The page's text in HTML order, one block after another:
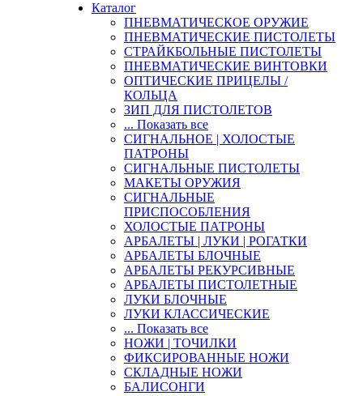
Каталог
ПНЕВМАТИЧЕСКОЕ ОРУЖИЕ
ПНЕВМАТИЧЕСКИЕ ПИСТОЛЕТЫ
СТРАЙКБОЛЬНЫЕ ПИСТОЛЕТЫ
ПНЕВМАТИЧЕСКИЕ ВИНТОВКИ
ОПТИЧЕСКИЕ ПРИЦЕЛЫ /
КОЛЬЦА
ЗИП ДЛЯ ПИСТОЛЕТОВ
... Показать все
СИГНАЛЬНОЕ | ХОЛОСТЫЕ
ПАТРОНЫ
СИГНАЛЬНЫЕ ПИСТОЛЕТЫ
МАКЕТЫ ОРУЖИЯ
СИГНАЛЬНЫЕ
ПРИСПОСОБЛЕНИЯ
ХОЛОСТЫЕ ПАТРОНЫ
АРБАЛЕТЫ | ЛУКИ | РОГАТКИ
АРБАЛЕТЫ БЛОЧНЫЕ
АРБАЛЕТЫ РЕКУРСИВНЫЕ
АРБАЛЕТЫ ПИСТОЛЕТНЫЕ
ЛУКИ БЛОЧНЫЕ
ЛУКИ КЛАССИЧЕСКИЕ
... Показать все
НОЖИ | ТОЧИЛКИ
ФИКСИРОВАННЫЕ НОЖИ
СКЛАДНЫЕ НОЖИ
БАЛИСОНГИ